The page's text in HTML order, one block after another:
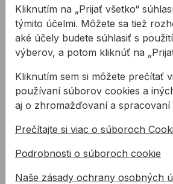
Uchytenie meracej
techniky
meraciu techniku ?
Poradíme Vám.
Ako
časti
Súvisiace produkty
Multipriamkový laser STABILA LA
Kliknutím na „Prijať všetko“
týmito účelmi. Môžete sa tiež
aké účely budete súhlasiť s
výberov, a potom kliknúť na
Kliknutím sem si môžete prečítať
používaní súborov cookies a
aj o zhromažďovaní a spracovaní
Prečítajte si viac o súboroch
Podrobnosti o súboroch cookie
Naše zásady ochrany osobných